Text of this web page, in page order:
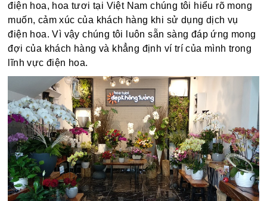
điện hoa, hoa tươi tại Việt Nam chúng tôi hiểu rõ mong
muốn, cảm xúc của khách hàng khi sử dụng dịch vụ
điện hoa. Vì vậy chúng tôi luôn sẵn sàng đáp ứng mong
đợi của khách hàng và khẳng định ví trí của mình trong
lĩnh vực điện hoa.